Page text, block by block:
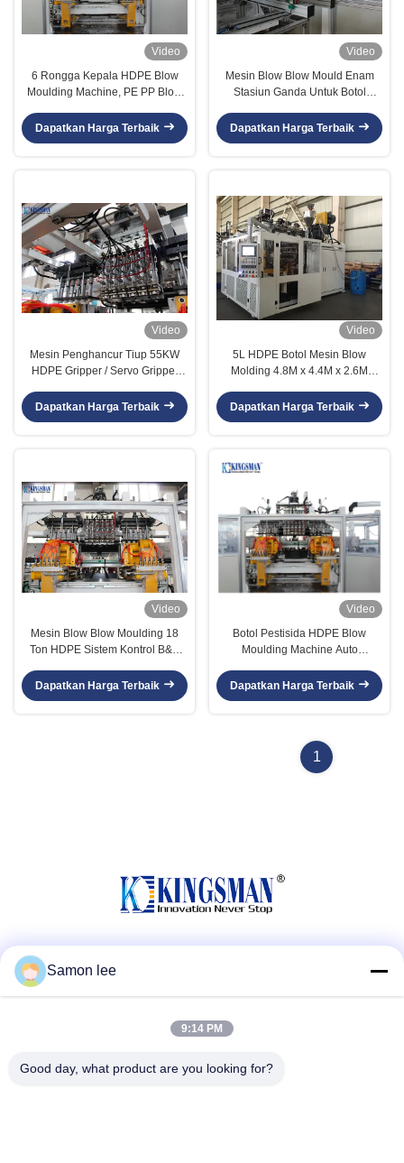
Video
6 Rongga Kepala HDPE Blow
Moulding Machine, PE PP Blow
Dapatkan Harga Terbaik
Video
Mesin Blow Blow Mould Enam
Stasiun Ganda Untuk Botol
Dapatkan Harga Terbaik
Video
Mesin Penghancur Tiup 55KW
HDPE Gripper / Servo Gripper
Dapatkan Harga Terbaik
Video
5L HDPE Botol Mesin Blow
Molding 4.8M x 4.4M x 2.6M
Dapatkan Harga Terbaik
Video
Mesin Blow Blow Moulding 18
Ton HDPE Sistem Kontrol B&R
Dapatkan Harga Terbaik
Video
Botol Pestisida HDPE Blow
Moulding Machine Auto
Dapatkan Harga Terbaik
1
Samon lee
9:14 PM
Good day, what product are you looking for?